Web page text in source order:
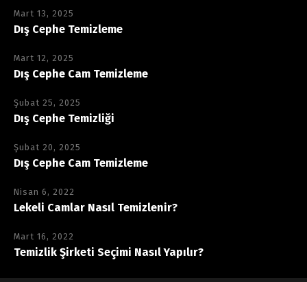
Mart 13, 2025
Dış Cephe Temizleme
Mart 12, 2025
Dış Cephe Cam Temizleme
Şubat 25, 2025
Dış Cephe Temizliği
Şubat 20, 2025
Dış Cephe Cam Temizleme
Nisan 6, 2022
Lekeli Camlar Nasıl Temizlenir?
Mart 16, 2022
Temizlik Şirketi Seçimi Nasıl Yapılır?